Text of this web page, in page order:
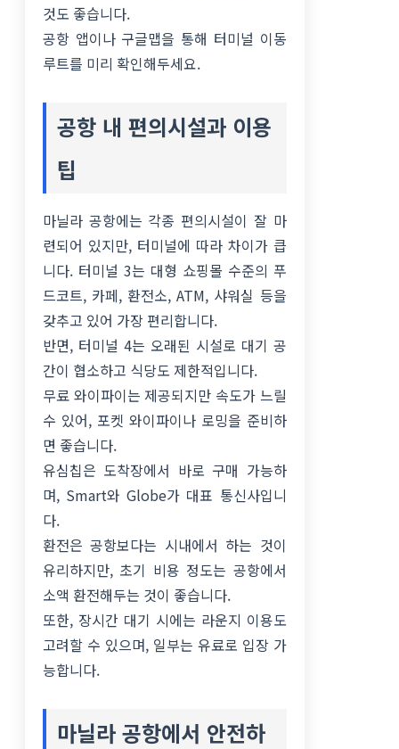
것도 좋습니다.
공항 앱이나 구글맵을 통해 터미널 이동
루트를 미리 확인해두세요.
공항 내 편의시설과 이용
팁
마닐라 공항에는 각종 편의시설이 잘 마
련되어 있지만, 터미널에 따라 차이가 큽
니다. 터미널 3는 대형 쇼핑몰 수준의 푸
드코트, 카페, 환전소, ATM, 샤워실 등을
갖추고 있어 가장 편리합니다.
반면, 터미널 4는 오래된 시설로 대기 공
간이 협소하고 식당도 제한적입니다.
무료 와이파이는 제공되지만 속도가 느릴
수 있어, 포켓 와이파이나 로밍을 준비하
면 좋습니다.
유심칩은 도착장에서 바로 구매 가능하
며, Smart와 Globe가 대표 통신사입니
다.
환전은 공항보다는 시내에서 하는 것이
유리하지만, 초기 비용 정도는 공항에서
소액 환전해두는 것이 좋습니다.
또한, 장시간 대기 시에는 라운지 이용도
고려할 수 있으며, 일부는 유료로 입장 가
능합니다.
마닐라 공항에서 안전하